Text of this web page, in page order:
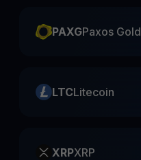
PAXGPaxos Gold
LTCLitecoin
XRPXRP